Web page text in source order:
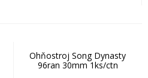
Ohňostroj Song Dynasty
96ran 30mm 1ks/ctn